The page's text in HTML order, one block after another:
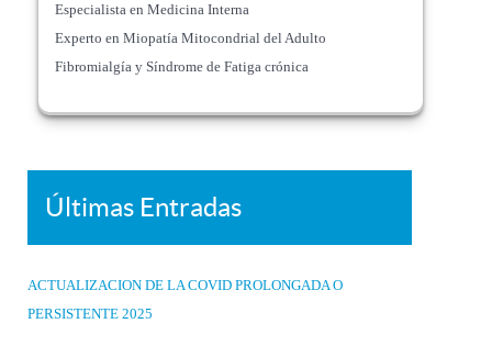
Especialista en Medicina Interna
Experto en Miopatía Mitocondrial del Adulto
Fibromialgía y Síndrome de Fatiga crónica
Últimas Entradas
ACTUALIZACION DE LA COVID PROLONGADA O
PERSISTENTE 2025